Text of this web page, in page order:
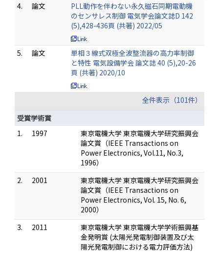
4. 論文
PLL動作を伴わない永久磁石同期電動機
のセンサレス制御 電気学会論文誌D 142
(5),428-436頁 (共著) 2022/05
5. 論文
単相３線式双極全波整流器の高力率制御
と特性 電気設備学会 論文誌 40 (5),20-26
頁 (共著) 2020/10
全件表示（101件）
受賞学術賞
1.
1997
東京電機大学 東京電機大学研究振興会
論文賞（IEEE Transactions on
Power Electronics, Vol.11, No.3,
1996）
2.
2001
東京電機大学 東京電機大学研究振興会
論文賞（IEEE Transactions on
Power Electronics, Vol. 15, No. 6,
2000）
3.
2011
東京電機大学 東京電機大学学術振興基
金発明賞 (太陽光発電制御装置及び太
陽光発電制御における電力評価方法)